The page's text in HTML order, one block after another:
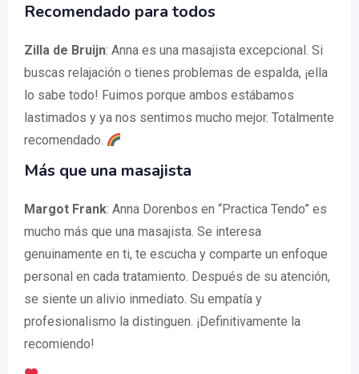
Recomendado para todos
Zilla de Bruijn: Anna es una masajista excepcional. Si
buscas relajación o tienes problemas de espalda, ¡ella
lo sabe todo! Fuimos porque ambos estábamos
lastimados y ya nos sentimos mucho mejor. Totalmente
recomendado.
Más que una masajista
Margot Frank: Anna Dorenbos en “Practica Tendo” es
mucho más que una masajista. Se interesa
genuinamente en ti, te escucha y comparte un enfoque
personal en cada tratamiento. Después de su atención,
se siente un alivio inmediato. Su empatía y
profesionalismo la distinguen. ¡Definitivamente la
recomiendo!